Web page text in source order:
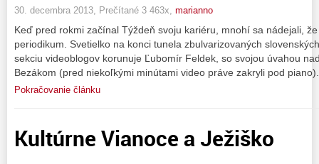
30. decembra 2013, Prečítané 3 463x, marianno
Keď pred rokmi začínal Týždeň svoju kariéru, mnohí sa nádejali,
periodikum. Svetielko na konci tunela zbulvarizovaných
sekciu videoblogov korunuje Ľubomír Feldek, so svojou úvahou
Bezákom (pred niekoľkými minútami video práve zakryli pod
Pokračovanie článku
Kultúrne Vianoce a Ježiško